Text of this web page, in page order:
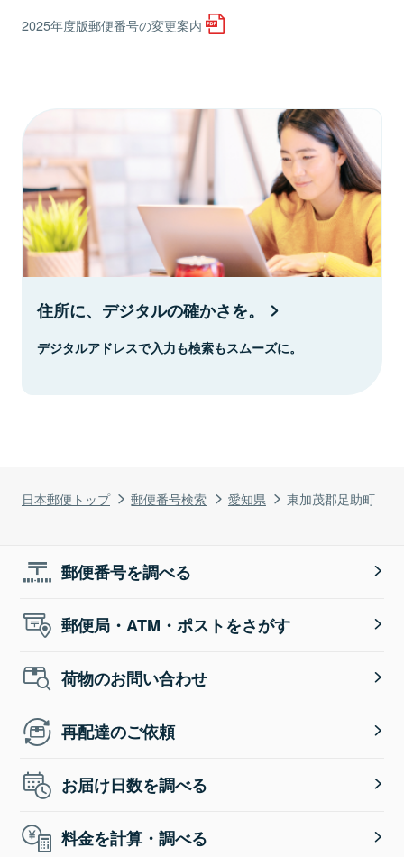
日本郵便トップ 郵便番号検索 愛知県 東加茂郡足助町
2025年度版郵便番号の変更案内
住所に、デジタルの確かさを。
デジタルアドレスで入力も検索もスムーズに。
郵便番号を調べる
郵便局・ATM・ポストをさがす
荷物のお問い合わせ
再配達のご依頼
お届け日数を調べる
料金を計算・調べる